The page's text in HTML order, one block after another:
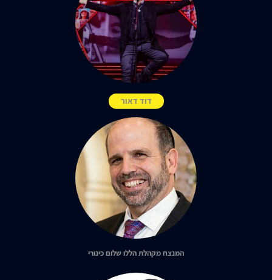
דוד דאור
המנצח מקהלת הללו שלום כינורי